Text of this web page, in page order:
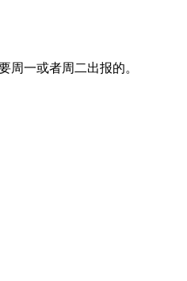
周一或者周二出报的。